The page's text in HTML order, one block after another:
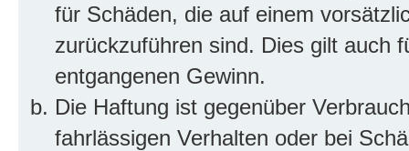
für Schäden, die auf einem
zurückzuführen sind. Dies gilt auch
entgangenen Gewinn.
Die Haftung ist gegenüber
fahrlässigen Verhalten oder bei